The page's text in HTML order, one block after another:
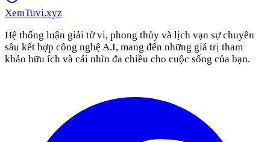
XemTuvi.xyz
Hệ thống luận giải tử vi, phong thủy và lịch vạn sự chuyên
sâu kết hợp công nghệ A.I, mang đến những giá trị tham
khảo hữu ích và cái nhìn đa chiều cho cuộc sống của bạn.